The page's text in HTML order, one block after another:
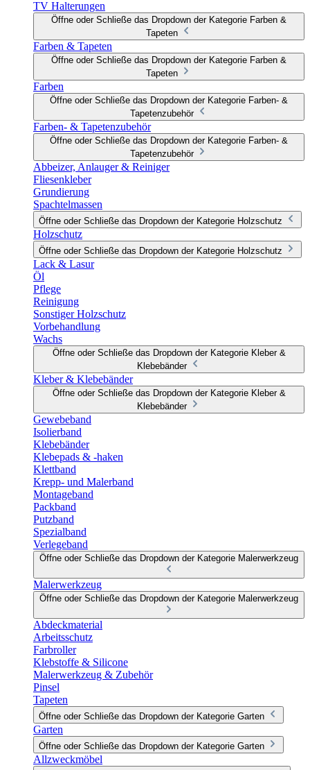
TV Halterungen
Öffne oder Schließe das Dropdown der Kategorie Farben &
Tapeten
Farben & Tapeten
Öffne oder Schließe das Dropdown der Kategorie Farben &
Tapeten
Farben
Öffne oder Schließe das Dropdown der Kategorie Farben- &
Tapetenzubehör
Farben- & Tapetenzubehör
Öffne oder Schließe das Dropdown der Kategorie Farben- &
Tapetenzubehör
Abbeizer, Anlauger & Reiniger
Fliesenkleber
Grundierung
Spachtelmassen
Öffne oder Schließe das Dropdown der Kategorie Holzschutz
Holzschutz
Öffne oder Schließe das Dropdown der Kategorie Holzschutz
Lack & Lasur
Öl
Pflege
Reinigung
Sonstiger Holzschutz
Vorbehandlung
Wachs
Öffne oder Schließe das Dropdown der Kategorie Kleber &
Klebebänder
Kleber & Klebebänder
Öffne oder Schließe das Dropdown der Kategorie Kleber &
Klebebänder
Gewebeband
Isolierband
Klebebänder
Klebepads & -haken
Klettband
Krepp- und Malerband
Montageband
Packband
Putzband
Spezialband
Verlegeband
Öffne oder Schließe das Dropdown der Kategorie Malerwerkzeug
Malerwerkzeug
Öffne oder Schließe das Dropdown der Kategorie Malerwerkzeug
Abdeckmaterial
Arbeitsschutz
Farbroller
Klebstoffe & Silicone
Malerwerkzeug & Zubehör
Pinsel
Tapeten
Öffne oder Schließe das Dropdown der Kategorie Garten
Garten
Öffne oder Schließe das Dropdown der Kategorie Garten
Allzweckmöbel